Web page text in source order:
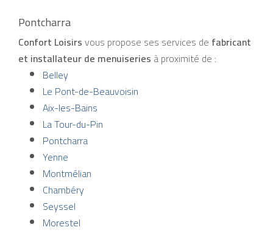
Pontcharra
Confort Loisirsvous propose ses services de fabricant
et installateur de menuiseries à proximité de :
Belley
Le Pont-de-Beauvoisin
Aix-les-Bains
La Tour-du-Pin
Pontcharra
Yenne
Montmélian
Chambéry
Seyssel
Morestel